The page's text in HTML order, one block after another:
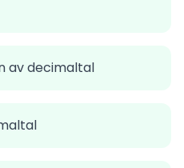
av decimaltal